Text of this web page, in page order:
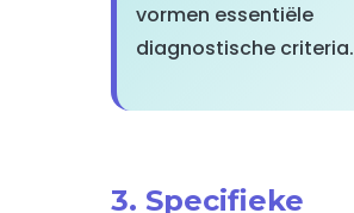
vormen essentiële
diagnostische criteria.
3. Specifieke